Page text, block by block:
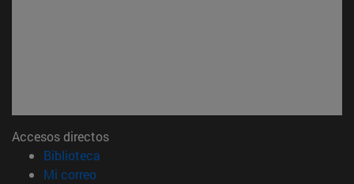
Accesos directos
Biblioteca
Mi correo(abre en nueva ventana)